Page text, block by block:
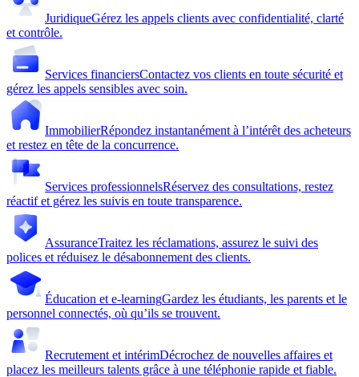
JuridiqueGérez les appels clients avec confidentialité, clarté
et contrôle.
Services financiersContactez vos clients en toute sécurité et
gérez les appels sensibles avec soin.
ImmobilierRépondez instantanément à l’intérêt des acheteurs
et restez en tête de la concurrence.
Services professionnelsRéservez des consultations, restez
réactif et gérez les suivis en toute transparence.
AssuranceTraitez les réclamations, assurez le suivi des
polices et réduisez le désabonnement des clients.
Éducation et e-learningGardez les étudiants, les parents et le
personnel connectés, où qu’ils se trouvent.
Recrutement et intérimDécrochez de nouvelles affaires et
placez les meilleurs talents grâce à une téléphonie rapide et fiable.